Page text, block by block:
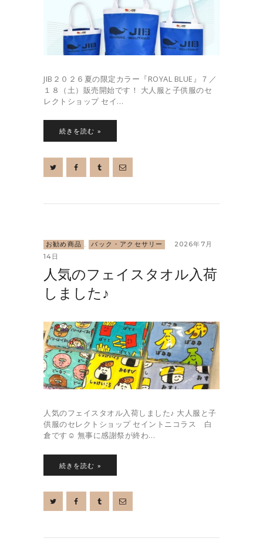
JIB２０２６夏の限定カラー『ROYAL BLUE』７／
１８（土）販売開始です！ 大人服と子供服のセ
レクトショップ セイ…
続きを読む »
お勧め商品 , バック・アクセサリー
2026年7月
14日
人気のフェイスタオル入荷
しました♪
人気のフェイスタオル入荷しました♪ 大人服と子
供服のセレクトショップ セイントニコラス 白
倉です☺︎ 無事に感謝祭が終わ…
続きを読む »